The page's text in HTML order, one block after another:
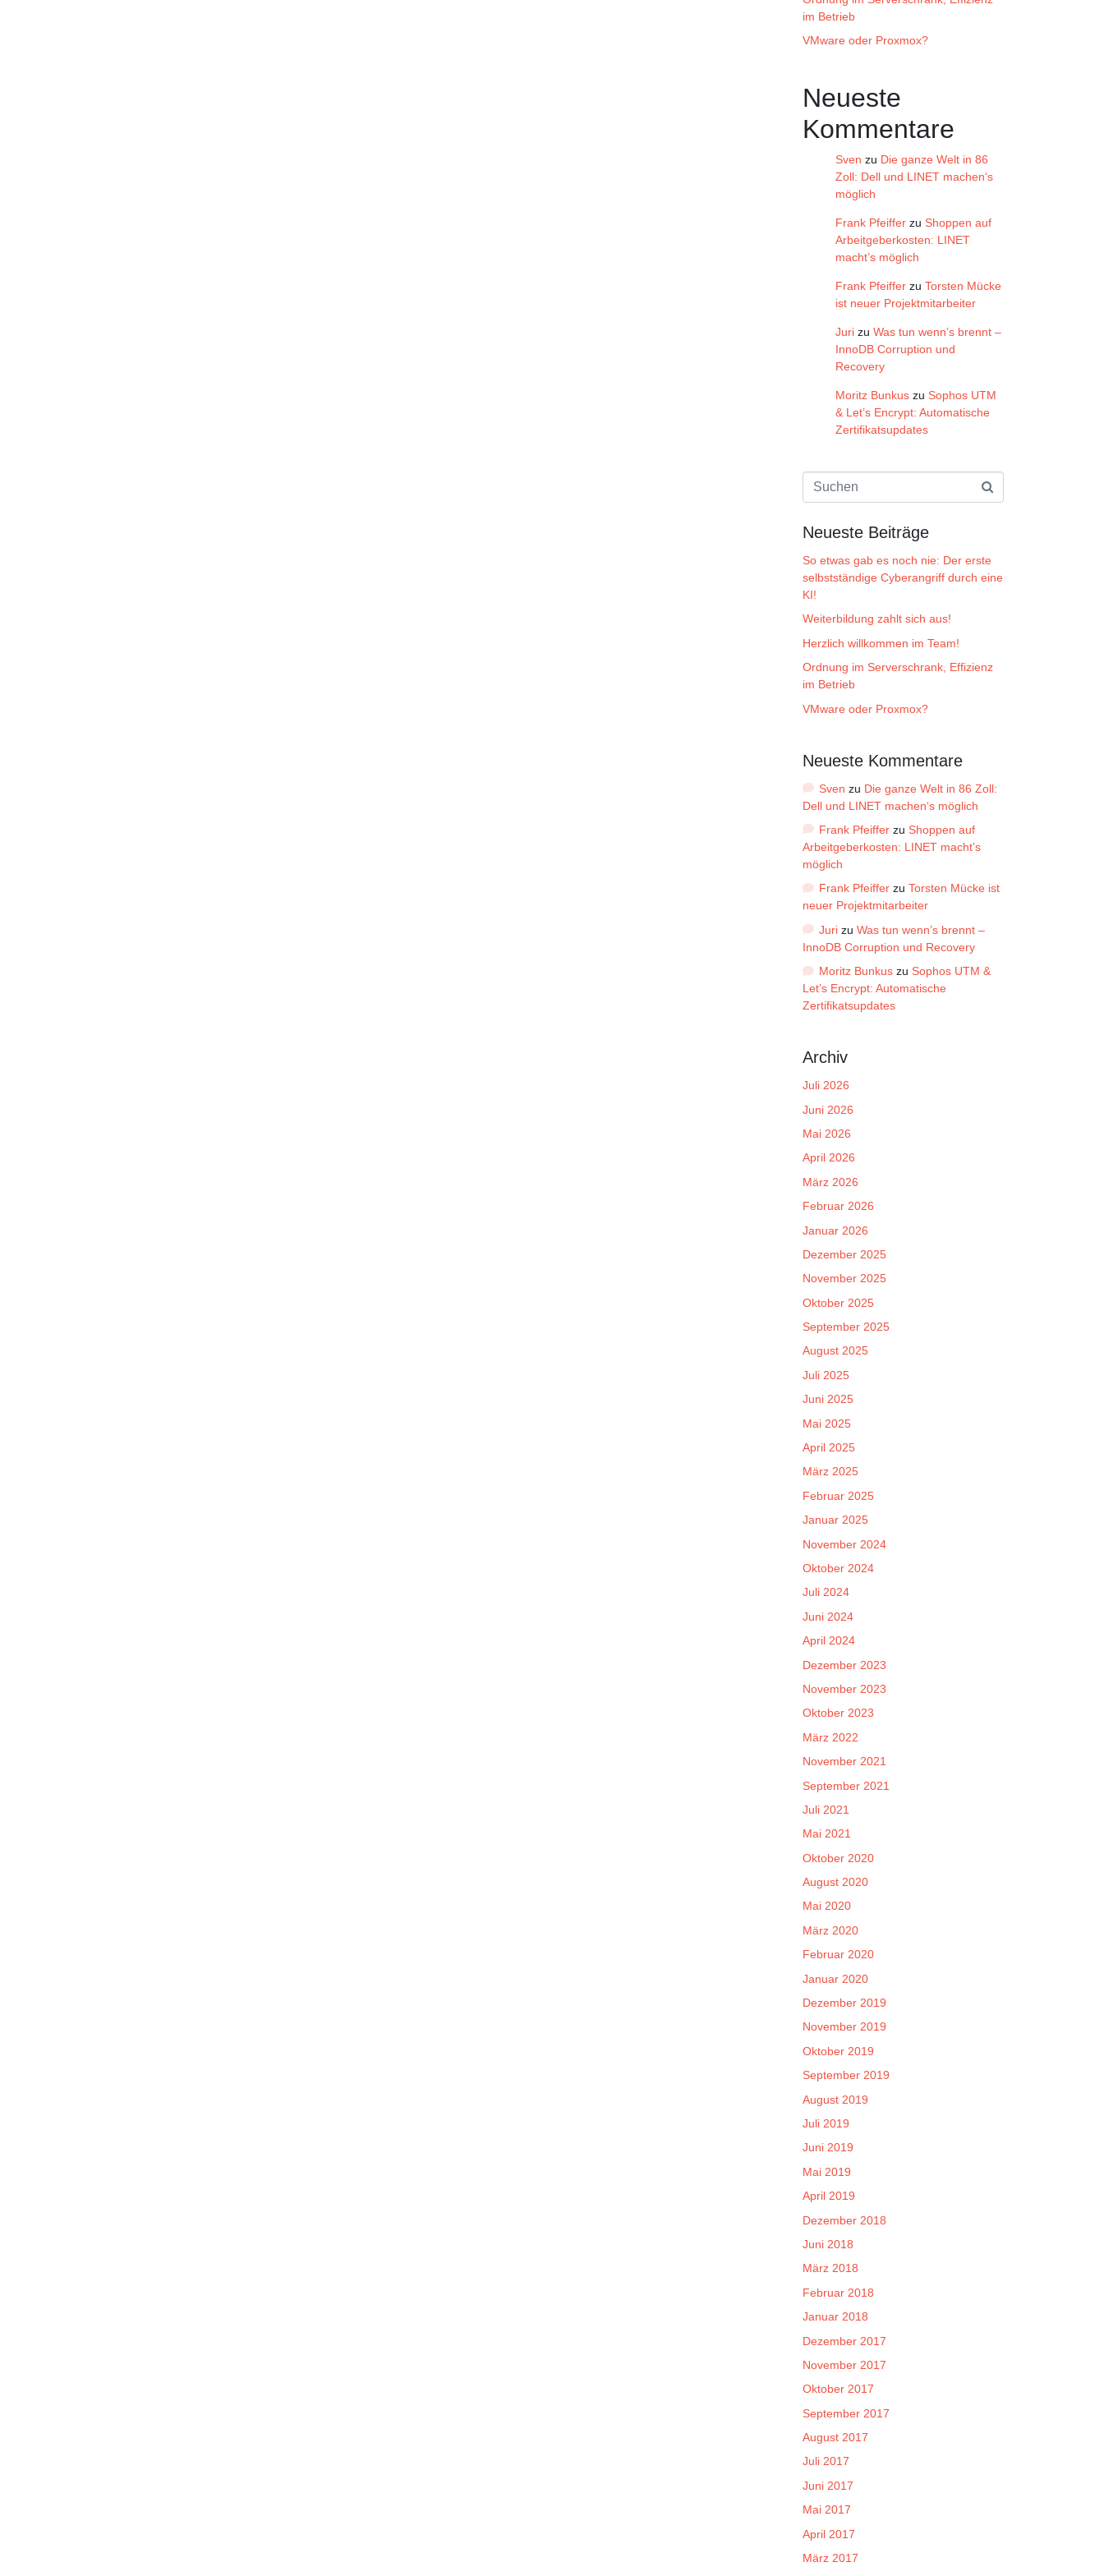
im Betrieb
VMware oder Proxmox?
Neueste
Kommentare
Sven zu Die ganze Welt in 86
Zoll: Dell und LINET machen‘s
möglich
Frank Pfeiffer zu Shoppen auf
Arbeitgeberkosten: LINET
macht’s möglich
Frank Pfeiffer zu Torsten Mücke
ist neuer Projektmitarbeiter
Juri zu Was tun wenn’s brennt –
InnoDB Corruption und
Recovery
Moritz Bunkus zu Sophos UTM
& Let’s Encrypt: Automatische
Zertifikatsupdates
Neueste Beiträge
So etwas gab es noch nie: Der erste
selbstständige Cyberangriff durch eine
KI!
Weiterbildung zahlt sich aus!
Herzlich willkommen im Team!
Ordnung im Serverschrank, Effizienz
im Betrieb
VMware oder Proxmox?
Neueste Kommentare
Sven zu Die ganze Welt in 86 Zoll:
Dell und LINET machen‘s möglich
Frank Pfeifferzu Shoppen auf
Arbeitgeberkosten: LINET macht’s
möglich
Frank Pfeifferzu Torsten Mücke ist
neuer Projektmitarbeiter
Jurizu Was tun wenn’s brennt –
InnoDB Corruption und Recovery
Moritz Bunkuszu Sophos UTM &
Let’s Encrypt: Automatische
Zertifikatsupdates
Archiv
Juli 2026
Juni 2026
Mai 2026
April 2026
März 2026
Februar 2026
Januar 2026
Dezember 2025
November 2025
Oktober 2025
September 2025
August 2025
Juli 2025
Juni 2025
Mai 2025
April 2025
März 2025
Februar 2025
Januar 2025
November 2024
Oktober 2024
Juli 2024
Juni 2024
April 2024
Dezember 2023
November 2023
Oktober 2023
März 2022
November 2021
September 2021
Juli 2021
Mai 2021
Oktober 2020
August 2020
Mai 2020
März 2020
Februar 2020
Januar 2020
Dezember 2019
November 2019
Oktober 2019
September 2019
August 2019
Juli 2019
Juni 2019
Mai 2019
April 2019
Dezember 2018
Juni 2018
März 2018
Februar 2018
Januar 2018
Dezember 2017
November 2017
Oktober 2017
September 2017
August 2017
Juli 2017
Juni 2017
Mai 2017
April 2017
März 2017